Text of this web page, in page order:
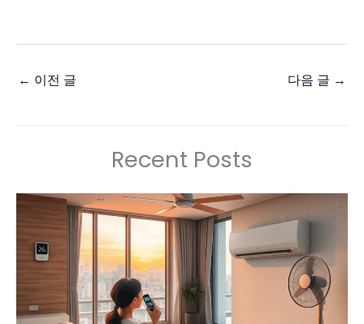
← 이전 글 다음 글 →
Recent Posts